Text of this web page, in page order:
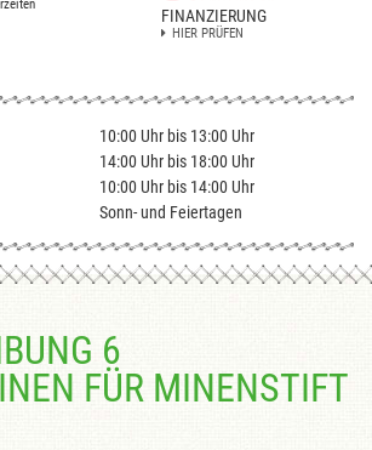
FINANZIERUNG
HIER PRÜFEN
10:00 Uhr bis 13:00 Uhr
14:00 Uhr bis 18:00 Uhr
10:00 Uhr bis 14:00 Uhr
Sonn- und Feiertagen
6
FÜR MINENSTIFT